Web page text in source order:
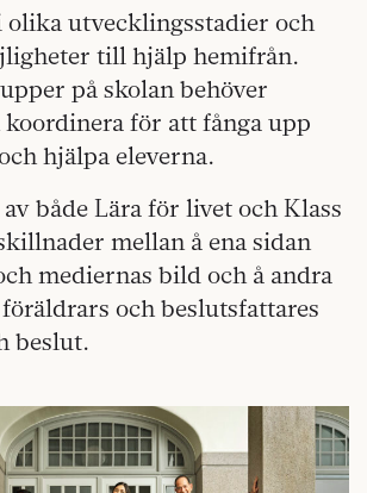
olika utvecklingsstadier och
till hjälp hemifrån.
på skolan behöver
koordinera för att fånga upp
hjälpa eleverna.
både Lära för livet och Klass
mellan å ena sidan
mediernas bild och å andra
och beslutsfattares
beslut.